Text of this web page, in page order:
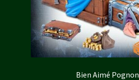
Bien Aimé